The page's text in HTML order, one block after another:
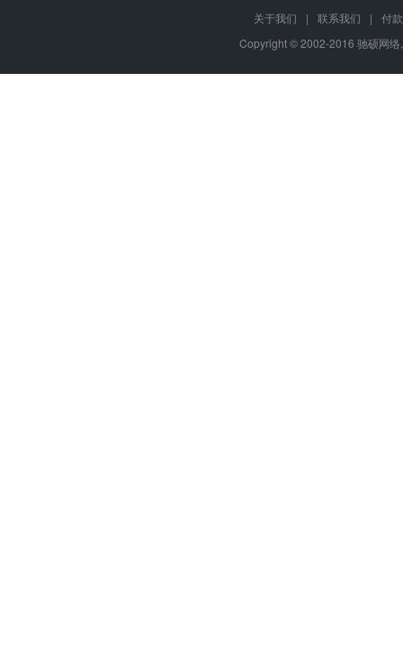
关于我们 | 联系我们 |
付
Copyright © 2002-2016 驰硕网